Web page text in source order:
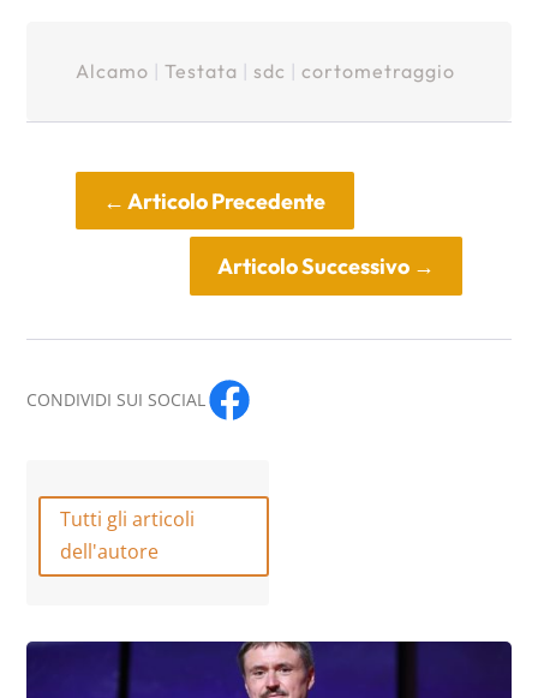
Alcamo | Testata | sdc | cortometraggio
←Articolo Precedente
Articolo Successivo→
CONDIVIDI SUI SOCIAL
Tutti gli articoli
dell'autore